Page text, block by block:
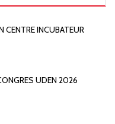
CENTRE INCUBATEUR
UDEN 2026